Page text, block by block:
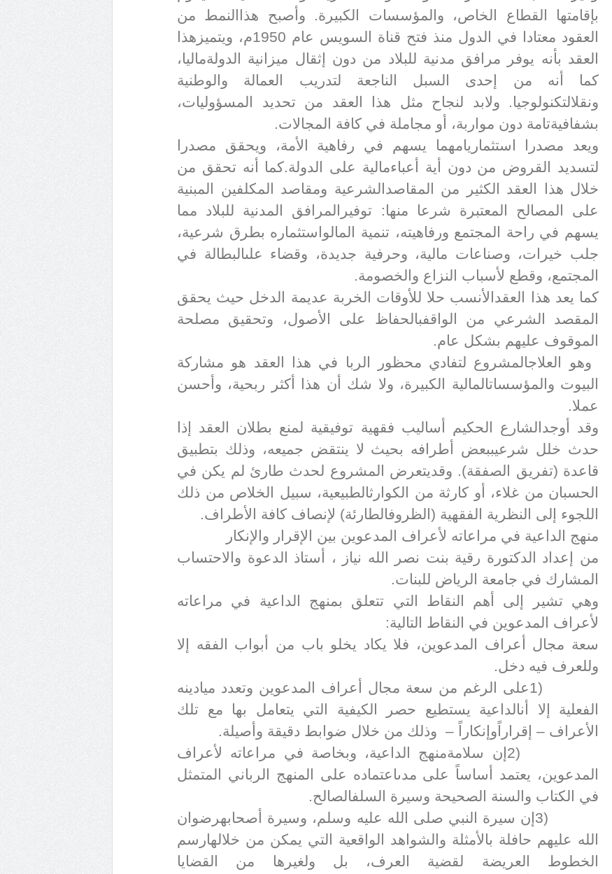
بإقامتها القطاع الخاص، والمؤسسات الكبيرة. وأصبح هذا النمط من
العقود معتادا في الدول منذ فتح قناة السويس عام 1950م، ويتميز
هذا
العقد بأنه يوفر مرافق مدنية للبلاد من دون إثقال ميزانية الدولةماليا،
كما أنه من إحدى السبل الناجعة لتدريب العمالة والوطنية
ونقلالتكنولوجيا. ولابد لنجاح مثل هذا العقد من تحديد المسؤوليات،
بشفافيةتامة دون مواربة، أو مجاملة في كافة المجالات.
ويعد مصدرا استثماريامهما يسهم في رفاهية الأمة، ويحقق مصدرا
لتسديد القروض من دون أية أعباءمالية على الدولة.كما أنه تحقق من
خلال هذا العقد الكثير من المقاصد الشرعية ومقاصد المكلفين المبنية
على المصالح المعتبرة شرعا منها: توفير المرافق المدنية للبلاد مما
يسهم في راحة المجتمع ورفاهيته، تنمية المالواستثماره بطرق شرعية،
جلب خيرات، وصناعات مالية، وحرفية جديدة، وقضاء علىالبطالة في
المجتمع، وقطع لأسباب النزاع والخصومة.
كما يعد هذا العقد الأنسب حلا للأوقات الخربة عديمة الدخل حيث يحقق
المقصد الشرعي من الواقفبالحفاظ على الأصول، وتحقيق مصلحة
الموقوف عليهم بشكل عام.
وهو العلاجالمشروع لتفادي محظور الربا في هذا العقد هو مشاركة
البيوت والمؤسساتالمالية الكبيرة، ولا شك أن هذا أكثر ربحية، وأحسن
عملا.
وقد أوجد الشارع الحكيم أساليب فقهية توفيقية لمنع بطلان العقد إذا
حدث خلل شرعيببعض أطرافه بحيث لا ينتقض جميعه، وذلك بتطبيق
قاعدة (تفريق الصفقة). وقديتعرض المشروع لحدث طارئ لم يكن في
الحسبان من غلاء، أو كارثة من الكوارثالطبيعية، سبيل الخلاص من ذلك
اللجوء إلى النظرية الفقهية (الظروفالطارئة) لإنصاف كافة الأطراف.
منهج الداعية في مراعاته لأعراف المدعوين بين الإقرار والإنكار
من إعداد الدكتورة رقية بنت نصر الله نياز ، أستاذ الدعوة والاحتساب
المشارك في جامعة الرياض للبنات.
وهي تشير إلى أهم النقاط التي تتعلق بمنهج الداعية في مراعاته
لأعراف المدعوين في النقاط التالية:
سعة مجال أعراف المدعوين، فلا يكاد يخلو باب من أبواب الفقه إلا
وللعرف فيه دخل.
1)على الرغم من سعة مجال أعراف المدعوين وتعدد ميادينه
الفعلية إلا أنالداعية يستطيع حصر الكيفية التي يتعامل بها مع تلك
الأعراف – إقراراً وإنكاراً – وذلك من خلال ضوابط دقيقة وأصيلة.
2) إن سلامةمنهج الداعية، وبخاصة في مراعاته لأعراف
المدعوين، يعتمد أساساً على مدىاعتماده على المنهج الرباني المتمثل
في الكتاب والسنة الصحيحة وسيرة السلفالصالح.
3) إن سيرة النبي صلى الله عليه وسلم، وسيرة أصحابهرضوان
الله عليهم حافلة بالأمثلة والشواهد الواقعية التي يمكن من خلالهارسم
الخطوط العريضة لقضية العرف، بل ولغيرها من القضايا